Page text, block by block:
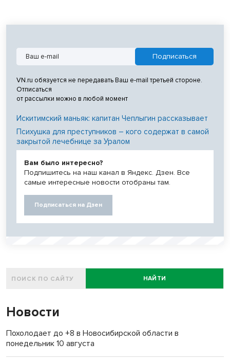
VN.ru обязуется не передавать Ваш e-mail третьей стороне.
Отписаться
от рассылки можно в любой момент
Искитимский маньяк: капитан Чеплыгин рассказывает
Психушка для преступников – кого содержат в самой
закрытой лечебнице за Уралом
Вам было интересно?
Подпишитесь на наш канал в Яндекс. Дзен. Все
самые интересные новости отобраны там.
Подписаться на Дзен
НАЙТИ
Новости
Похолодает до +8 в Новосибирской области в
понедельник 10 августа